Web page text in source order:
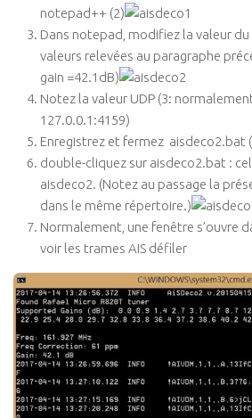
notepad++ (2)
Dans notepad, modifiez la valeur
valeurs relevées au paragraphe
gain =42.1dB)
Notez la valeur UDP (3:
127.0.0.1:4159)
Enregistrez et fermez aisdeco2.bat
double-cliquez sur aisdeco2.bat :
aisdeco2. (Notez au passage la
dans le même répertoire.)
Normalement, une fenêtre s’ouvre
voir les trames AIS défiler